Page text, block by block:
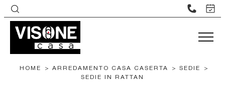
HOME > ARREDAMENTO CASA CASERTA > SEDIE
>
SEDIE IN RATTAN